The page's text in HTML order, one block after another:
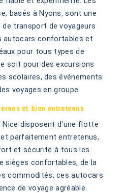
basés à Nyons, sont une
transport de voyageurs
autocars confortables et
pour tous types de
soit pour des excursions
scolaires, des événements
voyages en groupe.
et bien entretenus
Nice disposent d'une flotte
parfaitement entretenus,
et sécurité à tous les
sièges confortables, de la
commodités, ces autocars
de voyage agréable.